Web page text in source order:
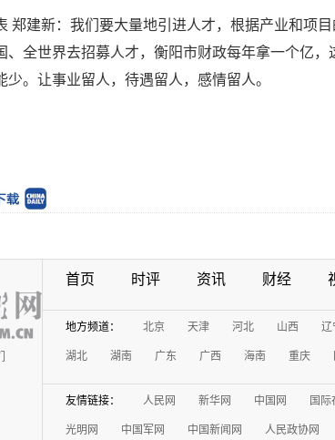
郑建新：我们要大量地引进人才，根据产业和项
、全世界去招募人才，衡阳市财政每年拿一个亿，
少。让事业留人，待遇留人，感情留人。
首页 时评 资讯 财经
地方频道： 北京 天津 河北 山西 辽
湖北 湖南 广东 广西 海南 重庆
友情链接： 人民网 新华网 中国网 国际
光明网 中国军网 中国新闻网 人民政协网